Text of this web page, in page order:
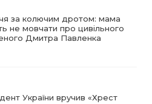
та їх батьками
благодійного фонду
син”: чотири роки світлої
ворожих ударів по
за колючим дротом: мама
не мовчати про цивільного
Дмитра Павленка
України вручив «Хрест